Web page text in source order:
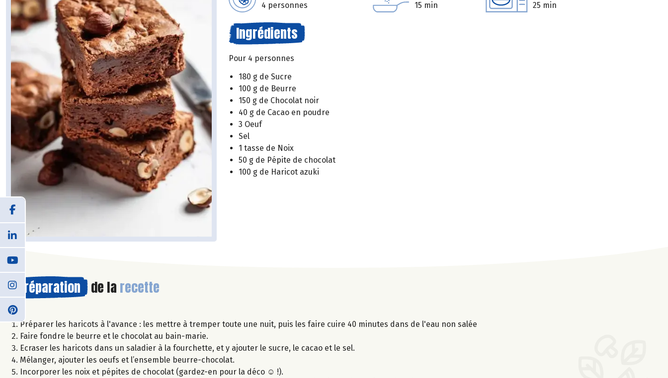
4 personnes 15 min 25 min
Ingrédients
Pour 4 personnes
180 g de Sucre
100 g de Beurre
150 g de Chocolat noir
40 g de Cacao en poudre
3 Oeuf
Sel
1 tasse de Noix
50 g de Pépite de chocolat
100 g de Haricot azuki
Préparation de la recette
Préparer les haricots à l'avance : les mettre à tremper toute une nuit, puis les faire cuire 40 minutes dans de l'eau non salée
Faire fondre le beurre et le chocolat au bain-marie.
Ecraser les haricots dans un saladier à la fourchette, et y ajouter le sucre, le cacao et le sel.
Mélanger, ajouter les oeufs et l’ensemble beurre-chocolat.
Incorporer les noix et pépites de chocolat (gardez-en pour la déco ☺ !).